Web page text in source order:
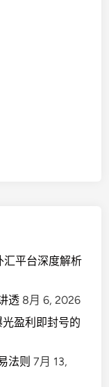
汇平台深度解析
透 8月 6, 2026
盈利即封号的
法则 7月 13,